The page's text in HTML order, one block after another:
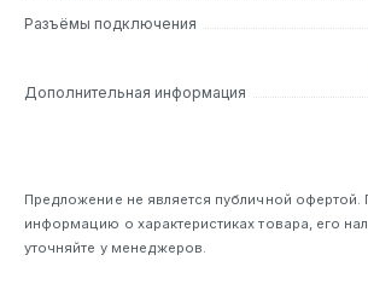
Разъёмы подключения
Дополнительная информация
Предложение не является публичной
информацию о характеристиках товара, его
уточняйте у менеджеров.